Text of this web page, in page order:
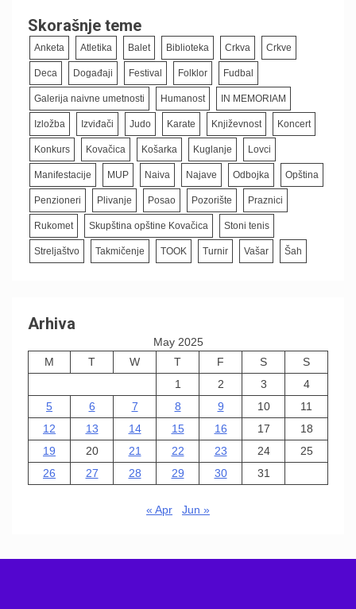
Skorašnje teme
Anketa Atletika Balet Biblioteka Crkva Crkve
Deca Događaji Festival Folklor Fudbal
Galerija naivne umetnosti Humanost IN MEMORIAM
Izložba Izviđači Judo Karate Književnost Koncert
Konkurs Kovačica Košarka Kuglanje Lovci
Manifestacije MUP Naiva Najave Odbojka Opština
Penzioneri Plivanje Posao Pozorište Praznici
Rukomet Skupština opštine Kovačica Stoni tenis
Streljaštvo Takmičenje TOOK Turnir Vašar Šah
Arhiva
May 2025
M
T W T F S
S
1
2 3
4
5
6 7 8 9 10
11
12
13 14 15 16 17
18
19
20 21 22 23 24
25
26
27 28 29 30 31
« Apr Jun »